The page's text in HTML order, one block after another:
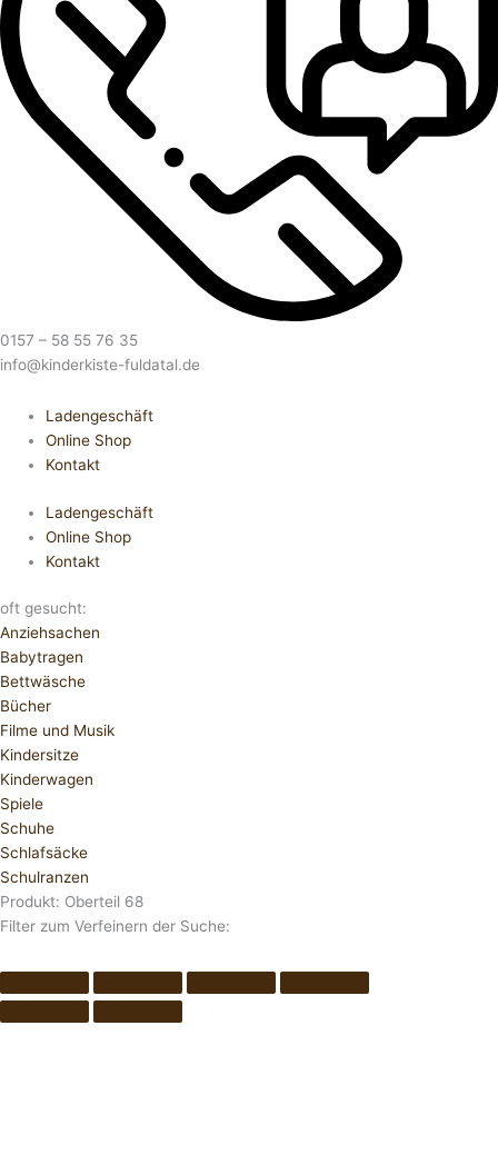
0157 – 58 55 76 35
info@kinderkiste-fuldatal.de
Ladengeschäft
Online Shop
Kontakt
Ladengeschäft
Online Shop
Kontakt
oft gesucht:
Anziehsachen
Babytragen
Bettwäsche
Bücher
Filme und Musik
Kindersitze
Kinderwagen
Spiele
Schuhe
Schlafsäcke
Schulranzen
Produkt: Oberteil 68
Filter zum Verfeinern der Suche: